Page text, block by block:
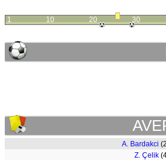
1 10 20 30
A. Bardakci
Z. Çelik